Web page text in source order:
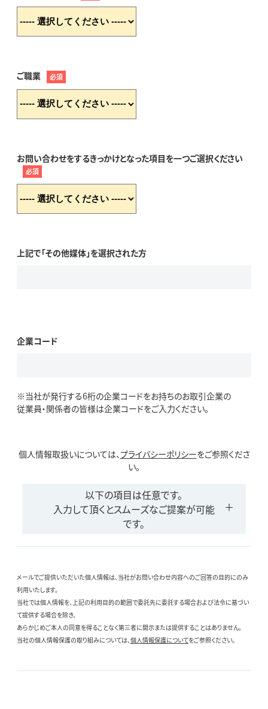
ご職業 必須
お問い合わせをするきっかけとなった項目を一つご選択ください
必須
上記で「その他媒体」を選択された方
企業コード
※当社が発行する6桁の企業コードをお持ちのお取引企業の
従業員・関係者の皆様は企業コードをご入力ください。
個人情報取扱いについては、プライバシーポリシーをご参照くださ
い。
以下の項目は任意です。
入力して頂くとスムーズなご提案が可能
です。
メールでご提供いただいた個人情報は、当社がお問い合わせ内容へのご回答の目的にのみ
利用いたします。
当社では個人情報を、上記の利用目的の範囲で委託先に委託する場合および法令に基づい
て提供する場合を除き、
あらかじめご本人の同意を得ることなく第三者に開示または提供することはありません。
当社の個人情報保護の取り組みについては、個人情報保護についてをご参照ください。